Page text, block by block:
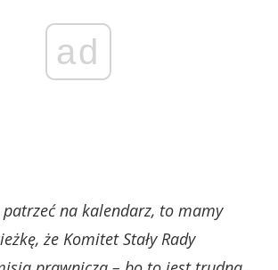
ad
na kalendarz, to mamy
że Komitet Stały Rady